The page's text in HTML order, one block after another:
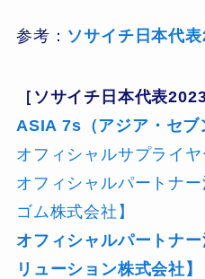
参考： ソサイチ日本代
［ソサイチ日本代表2023
ASIA 7s（アジア・セブ
オフィシャルサプライ
オフィシャルパートナ
ゴム株式会社】
オフィシャルパートナ
リューション株式会社】